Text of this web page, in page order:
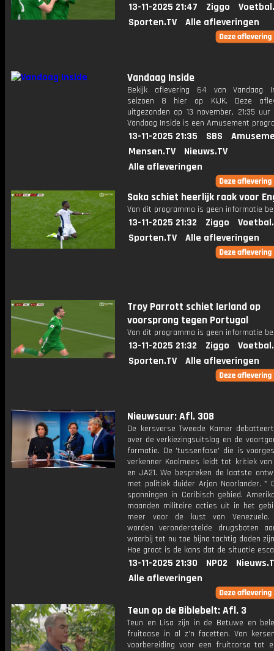
13-11-2025 21:47 Ziggo
Sporten.TV
Alle afleveringen
Vandaag Inside
Bekijk aflevering 64 van Vandaag
seizoen 8 hier op KIJK. Deze
uitgezonden op 13 november, 21:35
Vandaag Inside is een Amusement
13-11-2025 21:35 SBS
Mensen.TV
Nieuws.TV
Alle afleveringen
Saka schiet heerlijk raak voor
Van dit programma is geen informatie
13-11-2025 21:32 Ziggo
Sporten.TV
Alle afleveringen
Troy Parrott schiet Ierland op
voorsprong tegen Portugal
Van dit programma is geen informatie
13-11-2025 21:32 Ziggo
Sporten.TV
Alle afleveringen
Nieuwsuur: Afl. 308
De kersverse Tweede Kamer
over de verkiezingsuitslag en de
formatie. De 'tussenfase' die is
verkenner Koolmees leidt tot kritiek van
en JA21. We bespreken de laatste
met politiek duider Arjan Noorlander. *
spanningen in Caribisch gebied.
maanden militaire acties uit in het
meer voor de kust van Venezuela.
worden veronderstelde drugsboten
waarbij tot nu toe bijna tachtig doden
Hoe groot is de kans dat de situatie
13-11-2025 21:30 NPO2
Alle afleveringen
Teun op de Biblebelt: Afl. 3
Teun en Lisa zijn in de Betuwe en
fruitoase in al z'n facetten. Van
voorbereiding voor een fruitcorso tot